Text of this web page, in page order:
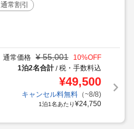
通常割引
通常価格 ¥ 55,001 10%OFF
1泊2名合計/税・手数料込
¥49,500
キャンセル料無料（~8/8)
1泊1名あたり¥24,750